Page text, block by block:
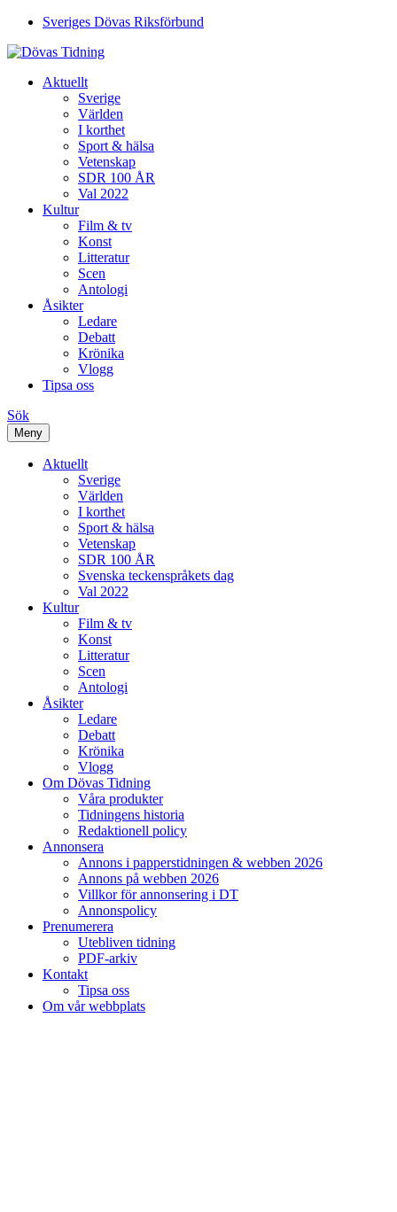
Sveriges Dövas Riksförbund
Aktuellt
Sverige
Världen
I korthet
Sport & hälsa
Vetenskap
SDR 100 ÅR
Val 2022
Kultur
Film & tv
Konst
Litteratur
Scen
Antologi
Åsikter
Ledare
Debatt
Krönika
Vlogg
Tipsa oss
Sök
Meny
Aktuellt
Sverige
Världen
I korthet
Sport & hälsa
Vetenskap
SDR 100 ÅR
Svenska teckenspråkets dag
Val 2022
Kultur
Film & tv
Konst
Litteratur
Scen
Antologi
Åsikter
Ledare
Debatt
Krönika
Vlogg
Om Dövas Tidning
Våra produkter
Tidningens historia
Redaktionell policy
Annonsera
Annons i papperstidningen & webben 2026
Annons på webben 2026
Villkor för annonsering i DT
Annonspolicy
Prenumerera
Utebliven tidning
PDF-arkiv
Kontakt
Tipsa oss
Om vår webbplats